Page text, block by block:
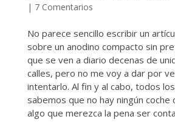
| 7 Comentarios
No parece sencillo escribir un
sobre un anodino compacto sin
que se ven a diario decenas de
calles, pero no me voy a dar por
intentarlo. Al fin y al cabo, todos
sabemos que no hay ningún coche
algo que merezca la pena ser